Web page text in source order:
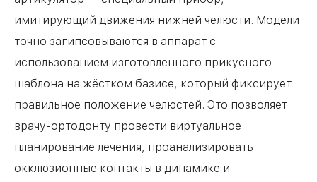
имитирующий движения нижней челюсти. Модели
точно загипсовываются в аппарат с
использованием изготовленного прикусного
шаблона на жёстком базисе, который фиксирует
правильное положение челюстей. Это позволяет
врачу-ортодонту провести виртуальное
планирование лечения, проанализировать
окклюзионные контакты в динамике и